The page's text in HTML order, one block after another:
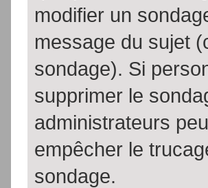
modifier un
message du sujet
sondage). Si
supprimer le
administrateurs
empêcher le
sondage.